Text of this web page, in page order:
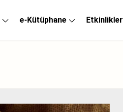
e-Kütüphane Etkinlikler